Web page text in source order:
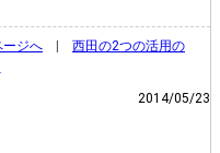
ージへ| 西田の2つの活用の
2014/05/23